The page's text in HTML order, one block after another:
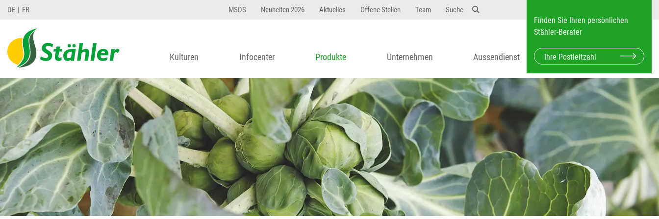
DE FR MSDS Neuheiten 2026 Aktuelles Offene Stellen Team Suche
Finden Sie Ihren persönlichen
Stähler-Berater
Kulturen Infocenter Produkte Unternehmen Aussendienst